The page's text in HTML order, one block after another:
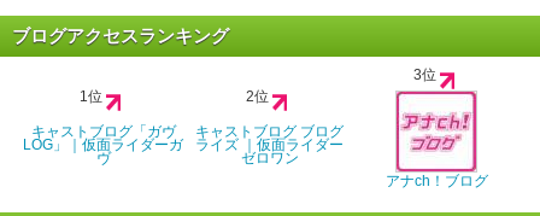
ブログアクセスランキング
1位
キャストブログ「ガヴ
LOG」｜仮面ライダーガ
ヴ
2位
キャストブログ ブログ
ライズ ｜仮面ライダー
ゼロワン
3位
アナch！ブログ